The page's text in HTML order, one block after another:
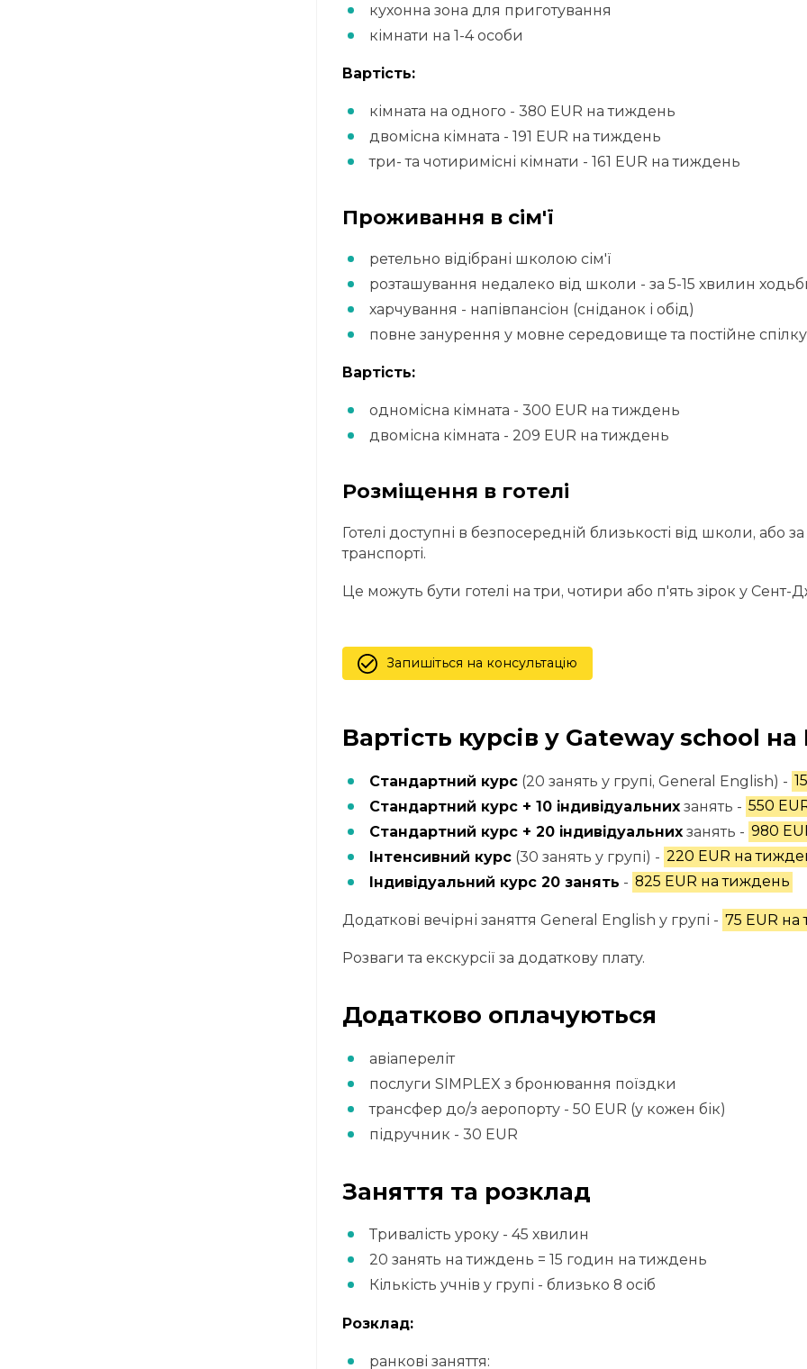
кухонна зона для приготування
кімнати на 1-4 особи
Вартість:
кімната на одного - 380 EUR на тиждень
двомісна кімната - 191 EUR на тиждень
три- та чотиримісні кімнати - 161 EUR на тиждень
Проживання в сім'ї
ретельно відібрані школою сім'ї
розташування недалеко від школи - за 5-15 хвилин
харчування - напівпансіон (сніданок і обід)
повне занурення у мовне середовище та постійне
Вартість:
одномісна кімната - 300 EUR на тиждень
двомісна кімната - 209 EUR на тиждень
Розміщення в готелі
Готелі доступні в безпосередній близькості від школи, або
транспорті.
Це можуть бути готелі на три, чотири або п'ять зірок у Сент-
Запишіться на консультацію
Вартість курсів у Gateway school на
Стандартний курс(20 занять у групі, General English) -
Стандартний курс + 10 індивідуальнихзанять - 550
Стандартний курс + 20 індивідуальнихзанять - 980
Інтенсивний курс(30 занять у групі) - 220 EUR на
Індивідуальний курс 20 занять - 825 EUR на тиждень
Додаткові вечірні заняття General English у групі - 75 EUR
Розваги та екскурсії за додаткову плату.
Додатково оплачуються
авіапереліт
послуги SIMPLEX з бронювання поїздки
трансфер до/з аеропорту - 50 EUR (у кожен бік)
підручник - 30 EUR
Заняття та розклад
Тривалість уроку - 45 хвилин
20 занять на тиждень = 15 годин на тиждень
Кількість учнів у групі - близько 8 осіб
Розклад:
ранкові заняття: